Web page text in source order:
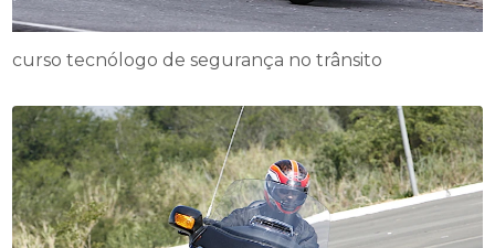
curso tecnólogo de segurança no trânsito